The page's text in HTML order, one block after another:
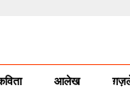
आलेख